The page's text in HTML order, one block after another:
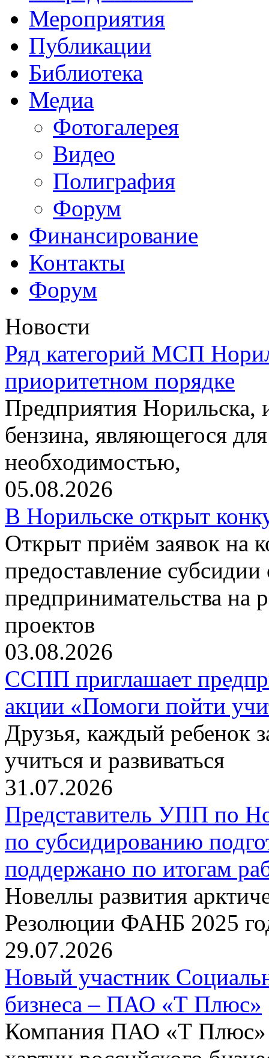
Мероприятия
Публикации
Библиотека
Медиа
Фотогалерея
Видео
Полиграфия
Форум
Финансирование
Контакты
Форум
Новости
Ряд категорий МСП
приоритетном порядке
Предприятия
бензина, являющегося
необходимостью,
05.08.2026
В Норильске открыт
Открыт приём заявок на
предоставление
предпринимательства на
проектов
03.08.2026
ССПП приглашает
акции «Помоги пойти
Друзья, каждый ребенок
учиться и развиваться
31.07.2026
Представитель УПП по
по субсидированию
поддержано по итогам
Новеллы развития
Резолюции ФАНБ 2025
29.07.2026
Новый участник
бизнеса – ПАО «Т Плюс»
Компания ПАО «Т Плюс»